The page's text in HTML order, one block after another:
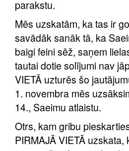
parakstu.
Mēs uzskatām, ka tas ir
savādāk sanāk tā, ka
baigi feini sēž, saņem
tautai dotie solījumi nav
VIETĀ uzturēs šo
1. novembra mēs
14., Saeimu atlaistu.
Otrs, kam gribu
PIRMAJĀ VIETĀ